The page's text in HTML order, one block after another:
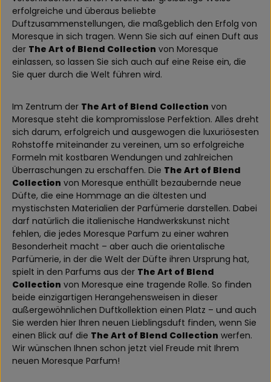
erfolgreiche und überaus beliebte
Duftzusammenstellungen, die maßgeblich den Erfolg von
Moresque in sich tragen. Wenn Sie sich auf einen Duft aus
der The Art of Blend Collection von Moresque
einlassen, so lassen Sie sich auch auf eine Reise ein, die
Sie quer durch die Welt führen wird.
Im Zentrum der The Art of Blend Collection von
Moresque steht die kompromisslose Perfektion. Alles dreht
sich darum, erfolgreich und ausgewogen die luxuriösesten
Rohstoffe miteinander zu vereinen, um so erfolgreiche
Formeln mit kostbaren Wendungen und zahlreichen
Überraschungen zu erschaffen. Die The Art of Blend
Collection von Moresque enthüllt bezaubernde neue
Düfte, die eine Hommage an die ältesten und
mystischsten Materialien der Parfümerie darstellen. Dabei
darf natürlich die italienische Handwerkskunst nicht
fehlen, die jedes Moresque Parfum zu einer wahren
Besonderheit macht – aber auch die orientalische
Parfümerie, in der die Welt der Düfte ihren Ursprung hat,
spielt in den Parfums aus der The Art of Blend
Collection von Moresque eine tragende Rolle. So finden
beide einzigartigen Herangehensweisen in dieser
außergewöhnlichen Duftkollektion einen Platz – und auch
Sie werden hier Ihren neuen Lieblingsduft finden, wenn Sie
einen Blick auf die The Art of Blend Collection werfen.
Wir wünschen Ihnen schon jetzt viel Freude mit Ihrem
neuen Moresque Parfum!